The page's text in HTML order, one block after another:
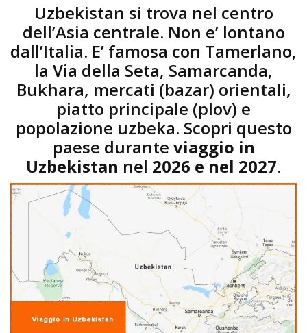
Uzbekistan si trova nel centro
dell’Asia centrale. Non e’ lontano
dall’Italia. E’ famosa con Tamerlano,
la Via della Seta, Samarcanda,
Bukhara, mercati (bazar) orientali,
piatto principale (plov) e
popolazione uzbeka. Scopri questo
paese durante viaggio in
Uzbekistan nel 2026 e nel 2027.